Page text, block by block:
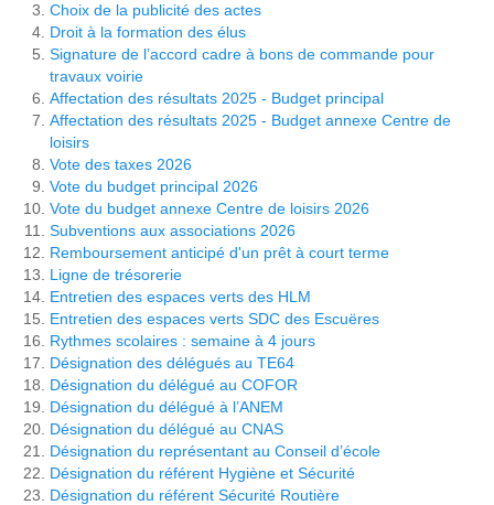
Choix de la publicité des actes
Droit à la formation des élus
Signature de l’accord cadre à bons de commande pour
travaux voirie
Affectation des résultats 2025 - Budget principal
Affectation des résultats 2025 - Budget annexe Centre de
loisirs
Vote des taxes 2026
Vote du budget principal 2026
Vote du budget annexe Centre de loisirs 2026
Subventions aux associations 2026
Remboursement anticipé d'un prêt à court terme
Ligne de trésorerie
Entretien des espaces verts des HLM
Entretien des espaces verts SDC des Escuëres
Rythmes scolaires : semaine à 4 jours
Désignation des délégués au TE64
Désignation du délégué au COFOR
Désignation du délégué à l’ANEM
Désignation du délégué au CNAS
Désignation du représentant au Conseil d’école
Désignation du référent Hygiène et Sécurité
Désignation du référent Sécurité Routière